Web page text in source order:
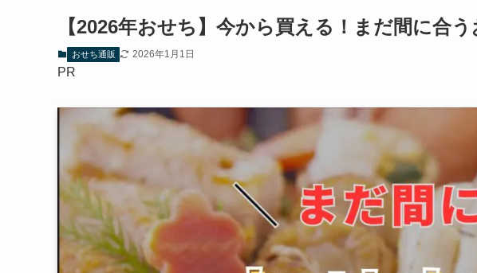
【2026年おせち】今から買える！まだ間に合
おせち通販 2026年1月1日
PR